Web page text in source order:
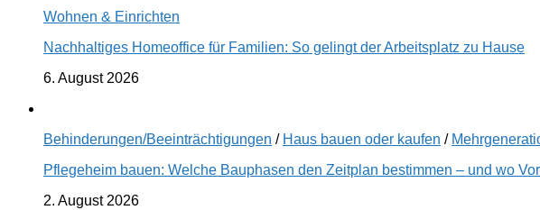
Wohnen & Einrichten
Nachhaltiges Homeoffice für Familien: So gelingt der Arbeitsplatz zu Hause
6. August 2026
Behinderungen/Beeinträchtigungen / Haus bauen oder kaufen /
Pflegeheim bauen: Welche Bauphasen den Zeitplan bestimmen – und wo
2. August 2026